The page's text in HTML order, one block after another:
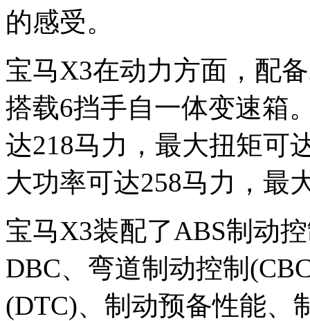
的感受。
宝马X3在动力方面，配
搭载6挡手自一体变速箱
达218马力，最大扭矩可
大功率可达258马力，最
宝马X3装配了ABS制动
DBC、弯道制动控制
(DTC)、制动预备性能、